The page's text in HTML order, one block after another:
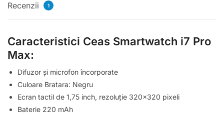
Recenzii 1
Caracteristici Ceas Smartwatch i7 Pro
Max:
Difuzor și microfon încorporate
Culoare Bratara: Negru
Ecran tactil de 1,75 inch, rezoluție 320×320 pixeli
Baterie 220 mAh